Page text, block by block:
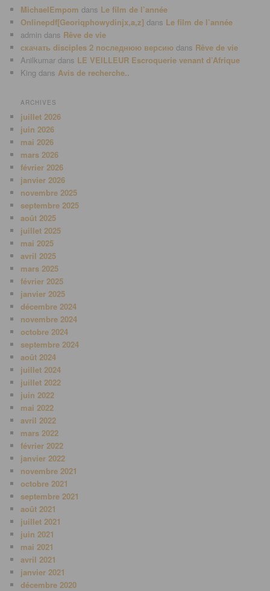
MichaelEmpom dans Le film de l’année
Onlinepdf[Georiqphowydinjx,a,z] dans Le film de l’année
admin dans Rêve de vie
скачать disciples 2 последнюю версию dans Rêve de vie
Anilkumar dans LE VEILLEUR Escroquerie venant d’Afrique
King dans Avis de recherche..
ARCHIVES
juillet 2026
juin 2026
mai 2026
mars 2026
février 2026
janvier 2026
novembre 2025
septembre 2025
août 2025
juillet 2025
mai 2025
avril 2025
mars 2025
février 2025
janvier 2025
décembre 2024
novembre 2024
octobre 2024
septembre 2024
août 2024
juillet 2024
juillet 2022
juin 2022
mai 2022
avril 2022
mars 2022
février 2022
janvier 2022
novembre 2021
octobre 2021
septembre 2021
août 2021
juillet 2021
juin 2021
mai 2021
avril 2021
janvier 2021
décembre 2020